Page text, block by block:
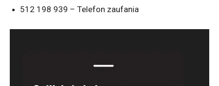
512 198 939 – Telefon zaufania